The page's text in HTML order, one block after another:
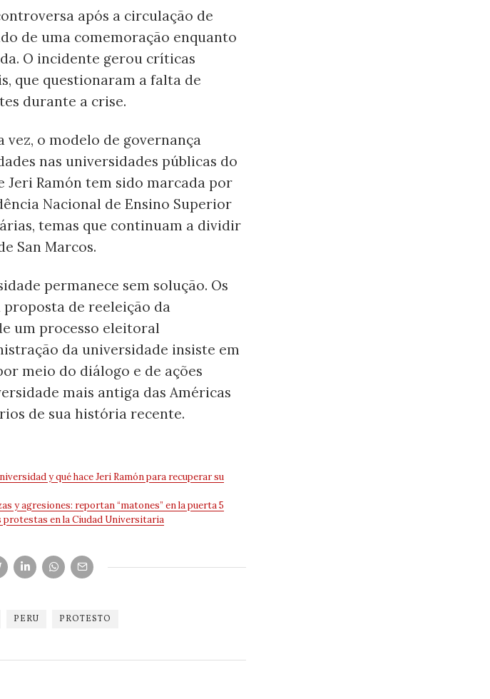
após a circulação de
de uma comemoração enquanto
O incidente gerou críticas
que questionaram a falta de
durante a crise.
o modelo de governança
nas universidades públicas do
Jeri Ramón tem sido marcada por
Nacional de Ensino Superior
temas que continuam a dividir
San Marcos.
permanece sem solução. Os
de reeleição da
um processo eleitoral
da universidade insiste em
meio do diálogo e de ações
mais antiga das Américas
de sua história recente.
y qué hace Jeri Ramón para recuperar su
y agresiones: reportan “matones” en la puerta 5
protestas en la Ciudad Universitaria
PERU PROTESTO